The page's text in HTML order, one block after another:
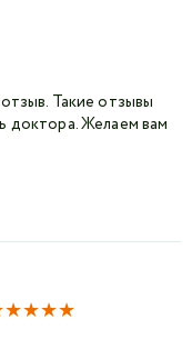
Такие отзывы
доктора. Желаем вам
★★★★